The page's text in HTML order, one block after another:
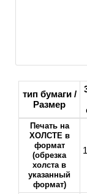
тип бумаги /
Размер
Печать на
ХОЛСТЕ в
формат
(обрезка
холста в
указанный
формат)